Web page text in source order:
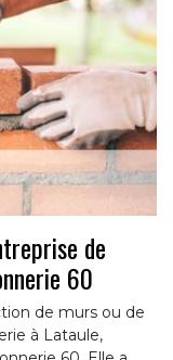
de
60
de murs ou de
à Lataule,